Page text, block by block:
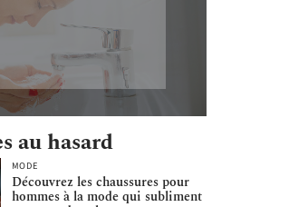
au hasard
MODE
Découvrez les chaussures pour
hommes à la mode qui subliment